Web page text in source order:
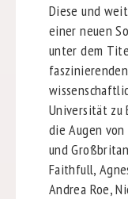
Diese und
einer neuen
unter dem
Universität
die Augen
und
Faithfull,
Andrea Roe,